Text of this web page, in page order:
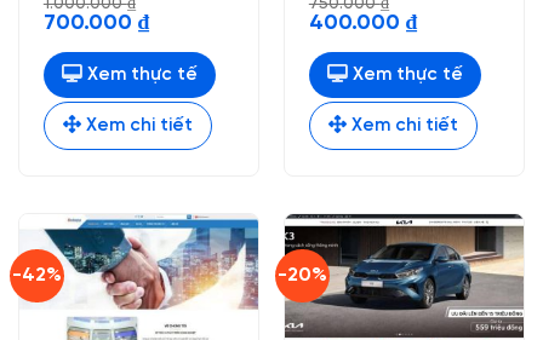
1.000.000₫
Giá
là:
1.000.000 ₫.
700.000 ₫Giá
hiện
tại
là:
700.000 ₫.
Xem thực tế
Xem chi tiết
750.000₫
Giá
là:
750.000 ₫.
400.000 ₫Giá
hiện
tại
là:
400.000 ₫.
Xem thực tế
Xem chi tiết
-42% -20%